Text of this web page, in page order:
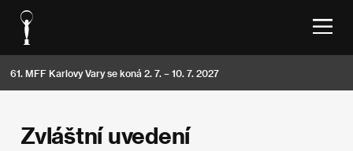
61. MFF Karlovy Vary se koná 2. 7. – 10. 7. 2027
Zvláštní uvedení